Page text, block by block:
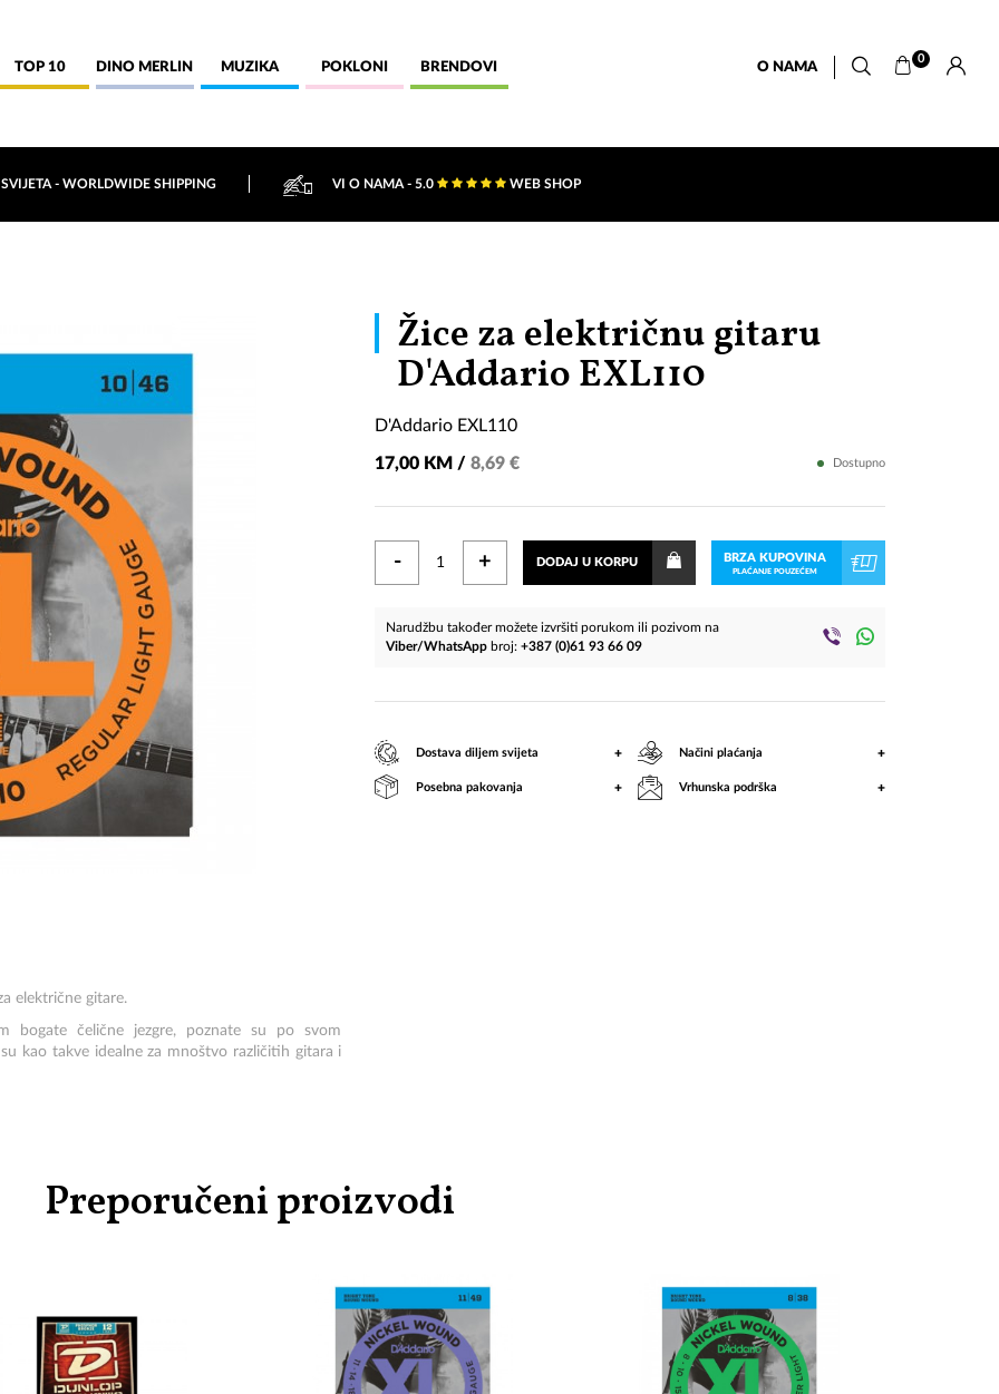
TOP 10 DINO MERLIN MUZIKA POKLONI BRENDOVI O NAMA
0
- WORLDWIDE SHIPPING VI O NAMA - 5.0 WEB SHOP
električne gitare.
bogate čelične jezgre, poznate su po svom
kao takve idealne za mnoštvo različitih gitara i
Žice za električnu gitaru
D'Addario EXL110
D'Addario EXL110
17,00 KM /8,69 € Dostupno
- + DODAJ U KORPU BRZA KUPOVINA
PLAĆANJE POUZEĆEM
Narudžbu također možete izvršiti porukom ili pozivom na
Viber/WhatsApp broj:+387 (0)61 93 66 09
Dostava diljem svijeta + Načini plaćanja +
Posebna pakovanja + Vrhunska podrška +
Preporučeni proizvodi